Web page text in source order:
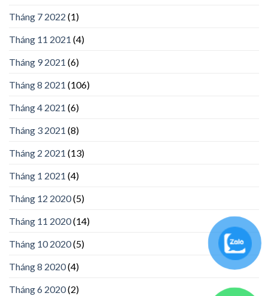
Tháng 7 2022 (1)
Tháng 11 2021 (4)
Tháng 9 2021 (6)
Tháng 8 2021 (106)
Tháng 4 2021 (6)
Tháng 3 2021 (8)
Tháng 2 2021 (13)
Tháng 1 2021 (4)
Tháng 12 2020(5)
Tháng 11 2020(14)
Tháng 10 2020(5)
Tháng 8 2020(4)
Tháng 6 2020(2)